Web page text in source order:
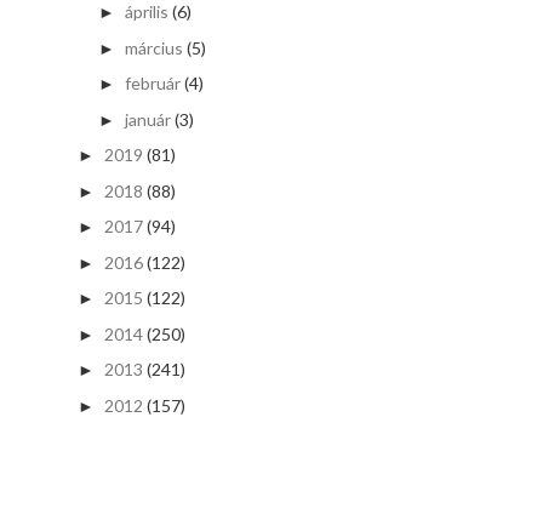
► április (6)
► március (5)
► február(4)
► január(3)
► 2019 (81)
► 2018 (88)
► 2017(94)
► 2016(122)
► 2015 (122)
► 2014(250)
► 2013 (241)
► 2012 (157)